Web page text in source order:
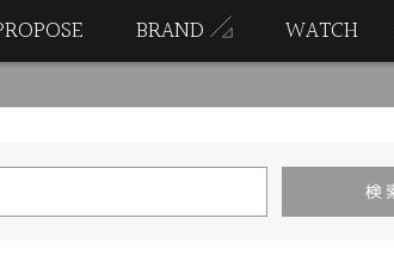
BRAND WATCH